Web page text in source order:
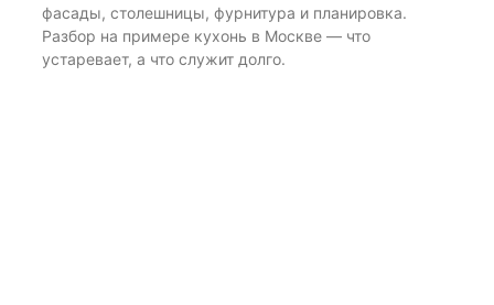
фасады, столешницы, фурнитура и планировка.
Разбор на примере кухонь в Москве — что
устаревает, а что служит долго.